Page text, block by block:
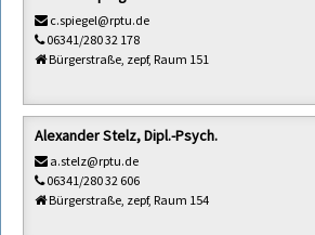
c.spiegel@rptu.de
06341/280 32 178
Bürgerstraße, zepf, Raum 151
Alexander Stelz, Dipl.-Psych.
a.stelz@rptu.de
06341/280 32 606
Bürgerstraße, zepf, Raum 154